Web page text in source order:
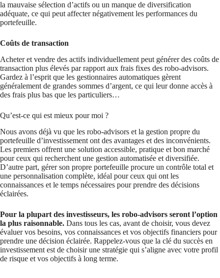
la mauvaise sélection d’actifs ou un manque de diversification
adéquate, ce qui peut affecter négativement les performances du
portefeuille.
Coûts de transaction
Acheter et vendre des actifs individuellement peut générer des coûts de
transaction plus élevés par rapport aux frais fixes des robo-advisors.
Gardez à l’esprit que les gestionnaires automatiques gèrent
généralement de grandes sommes d’argent, ce qui leur donne accès à
des frais plus bas que les particuliers…
Qu’est-ce qui est mieux pour moi ?
Nous avons déjà vu que les robo-advisors et la gestion propre du
portefeuille d’investissement ont des avantages et des inconvénients.
Les premiers offrent une solution accessible, pratique et bon marché
pour ceux qui recherchent une gestion automatisée et diversifiée.
D’autre part, gérer son propre portefeuille procure un contrôle total et
une personnalisation complète, idéal pour ceux qui ont les
connaissances et le temps nécessaires pour prendre des décisions
éclairées.
Pour la plupart des investisseurs, les robo-advisors seront l’option
la plus raisonnable. Dans tous les cas, avant de choisir, vous devez
évaluer vos besoins, vos connaissances et vos objectifs financiers pour
prendre une décision éclairée. Rappelez-vous que la clé du succès en
investissement est de choisir une stratégie qui s’aligne avec votre profil
de risque et vos objectifs à long terme.